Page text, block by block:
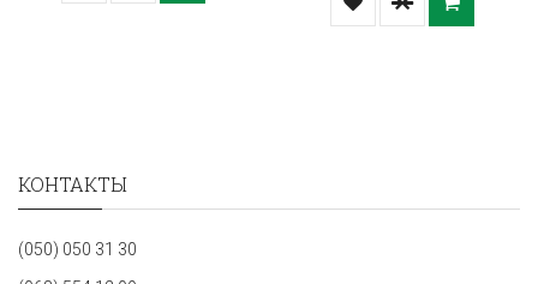
КОНТАКТЫ
(050) 050 31 30